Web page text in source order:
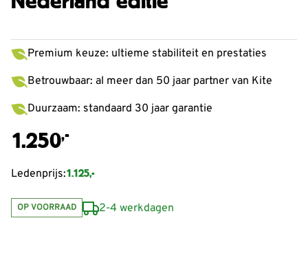
Premium keuze: ultieme stabiliteit en prestaties
Betrouwbaar: al meer dan 50 jaar partner van Kite
Duurzaam: standaard 30 jaar garantie
1.250,-
Ledenprijs:1.125,-
OP VOORRAAD 2-4 werkdagen